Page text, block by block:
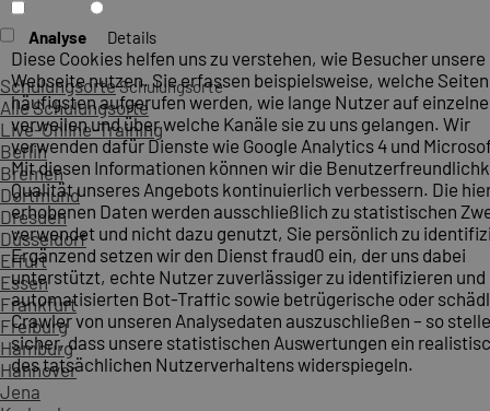
SchulungsorteSchulungsorte
Alle Schulungsorte
Live-Online-Training
Berlin
Bremen
Dortmund
Dresden
Düsseldorf
Erfurt
Essen
Frankfurt
Freiburg
Hamburg
Hannover
Jena
Analyse Details
Diese Cookies helfen uns zu verstehen, wie Besucher unsere
Webseite nutzen. Sie erfassen beispielsweise, welche
häufigsten aufgerufen werden, wie lange Nutzer auf
verweilen und über welche Kanäle sie zu uns gelangen. Wir
verwenden dafür Dienste wie Google Analytics 4 und
Mit diesen Informationen können wir die
Qualität unseres Angebots kontinuierlich verbessern. Die
erhobenen Daten werden ausschließlich zu statistischen
verwendet und nicht dazu genutzt, Sie persönlich zu
Ergänzend setzen wir den Dienst fraud0 ein, der uns dabei
unterstützt, echte Nutzer zuverlässiger zu identifizieren und
automatisierten Bot-Traffic sowie betrügerische oder
Crawler von unseren Analysedaten auszuschließen – so
sicher, dass unsere statistischen Auswertungen ein
des tatsächlichen Nutzerverhaltens widerspiegeln.